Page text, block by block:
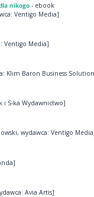
nikogo - ebook
Ventigo Media]
Ventigo Media]
Klim Baron Business
i S-ka Wydawnictwo]
wydawca: Ventigo
Avia Artis]